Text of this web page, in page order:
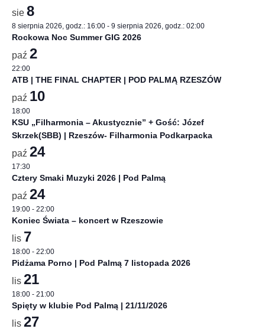
sie 8
8 sierpnia 2026, godz.: 16:00 - 9 sierpnia 2026, godz.: 02:00
Rockowa Noc Summer GIG 2026
paź 2
22:00
ATB | THE FINAL CHAPTER | POD PALMĄ RZESZÓW
paź 10
18:00
KSU „Filharmonia – Akustycznie” + Gość: Józef
Skrzek(SBB) | Rzeszów- Filharmonia Podkarpacka
paź 24
17:30
Cztery Smaki Muzyki 2026 | Pod Palmą
paź 24
19:00 - 22:00
Koniec Świata – koncert w Rzeszowie
lis 7
18:00 - 22:00
Pidżama Porno | Pod Palmą 7 listopada 2026
lis 21
18:00 - 21:00
Spięty w klubie Pod Palmą | 21/11/2026
lis 27